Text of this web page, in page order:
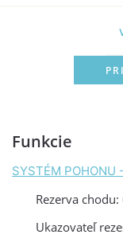
Funkcie
SYSTÉM POHONU
Rezerva
Ukazovateľ